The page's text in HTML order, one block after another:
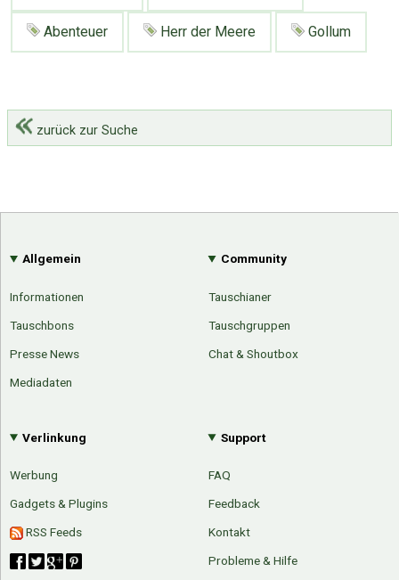
Abenteuer Herr der Meere Gollum
zurück zur Suche
Allgemein
Informationen
Tauschbons
Presse News
Mediadaten
Community
Tauschianer
Tauschgruppen
Chat & Shoutbox
Verlinkung
Werbung
Gadgets & Plugins
RSS Feeds
Support
FAQ
Feedback
Kontakt
Probleme & Hilfe